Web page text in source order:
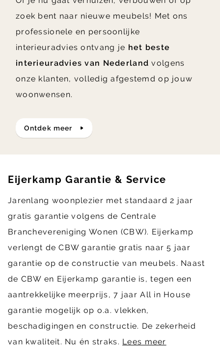
zoek bent naar nieuwe meubels! Met ons
professionele en persoonlijke
interieuradvies ontvang je het beste
interieuradvies van Nederland volgens
onze klanten, volledig afgestemd op jouw
woonwensen.
ontdek meer
Eijerkamp Garantie & Service
Jarenlang woonplezier met standaard 2 jaar
gratis garantie volgens de Centrale
Branchevereniging Wonen (CBW). Eijerkamp
verlengt de CBW garantie gratis naar 5 jaar
garantie op de constructie van meubels. Naast
de CBW en Eijerkamp garantie is, tegen een
aantrekkelijke meerprijs, 7 jaar All in House
garantie mogelijk op o.a. vlekken,
beschadigingen en constructie. De zekerheid
van kwaliteit. Nu én straks. Lees meer